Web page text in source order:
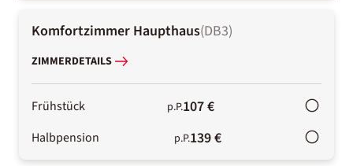
Komfortzimmer Haupthaus(DB3)
ZIMMERDETAILS
Frühstück p.P.107 €
Halbpension p.P.139 €